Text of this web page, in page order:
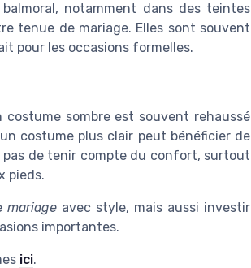
notamment dans des teintes
tenue de mariage. Elles sont souvent
pour les occasions formelles.
sombre est souvent rehaussé
costume plus clair peut bénéficier de
pas de tenir compte du confort, surtout
pieds.
mariage avec style, mais aussi investir
importantes.
ici.